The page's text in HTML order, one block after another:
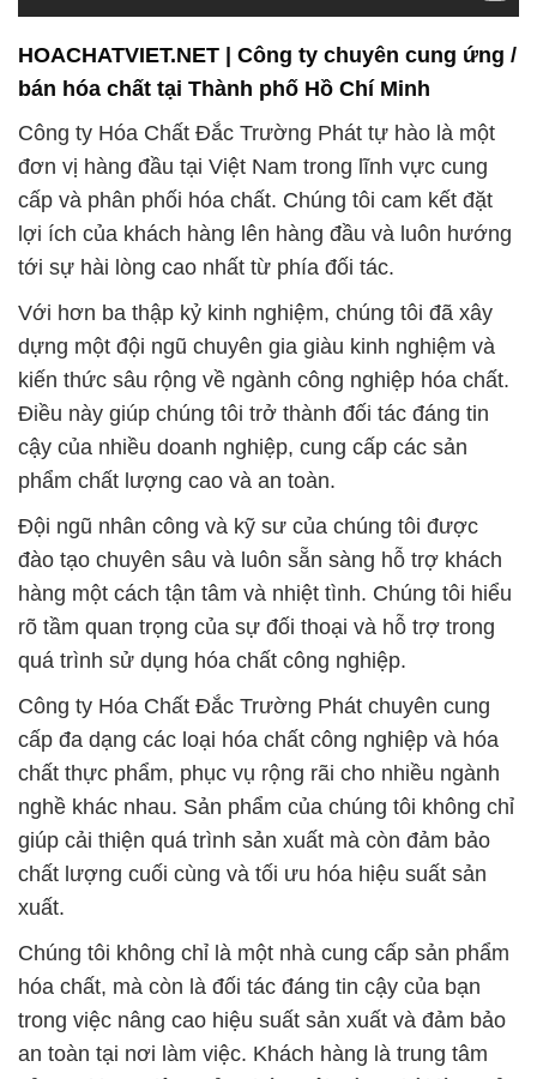
đơn vị hàng đầu tại Việt Nam trong lĩnh vực cung
cấp và phân phối hóa chất. Chúng tôi cam kết đặt
lợi ích của khách hàng lên hàng đầu và luôn hướng
tới sự hài lòng cao nhất từ phía đối tác.
Với hơn ba thập kỷ kinh nghiệm, chúng tôi đã xây
dựng một đội ngũ chuyên gia giàu kinh nghiệm và
kiến thức sâu rộng về ngành công nghiệp hóa chất.
Điều này giúp chúng tôi trở thành đối tác đáng tin
cậy của nhiều doanh nghiệp, cung cấp các sản
phẩm chất lượng cao và an toàn.
Đội ngũ nhân công và kỹ sư của chúng tôi được
đào tạo chuyên sâu và luôn sẵn sàng hỗ trợ khách
hàng một cách tận tâm và nhiệt tình. Chúng tôi hiểu
rõ tầm quan trọng của sự đối thoại và hỗ trợ trong
quá trình sử dụng hóa chất công nghiệp.
Công ty Hóa Chất Đắc Trường Phát chuyên cung
cấp đa dạng các loại hóa chất công nghiệp và hóa
chất thực phẩm, phục vụ rộng rãi cho nhiều ngành
nghề khác nhau. Sản phẩm của chúng tôi không chỉ
giúp cải thiện quá trình sản xuất mà còn đảm bảo
chất lượng cuối cùng và tối ưu hóa hiệu suất sản
xuất.
Chúng tôi không chỉ là một nhà cung cấp sản phẩm
hóa chất, mà còn là đối tác đáng tin cậy của bạn
trong việc nâng cao hiệu suất sản xuất và đảm bảo
an toàn tại nơi làm việc. Khách hàng là trung tâm
của mọi hoạt động của chúng tôi, và sự hài lòng của
bạn là nguồn động viên lớn nhất đối với chúng tôi.
Chúng tôi tự hào là đơn vị uy tín trong lĩnh vực cung
cấp hóa chất nhập khẩu và cam kết tiếp tục mang